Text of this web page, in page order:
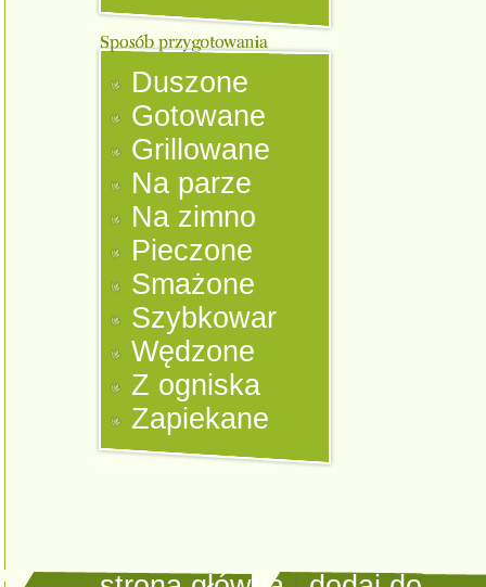
Duszone
Gotowane
Grillowane
Na parze
Na zimno
Pieczone
Smażone
Szybkowar
Wędzone
Z ogniska
Zapiekane